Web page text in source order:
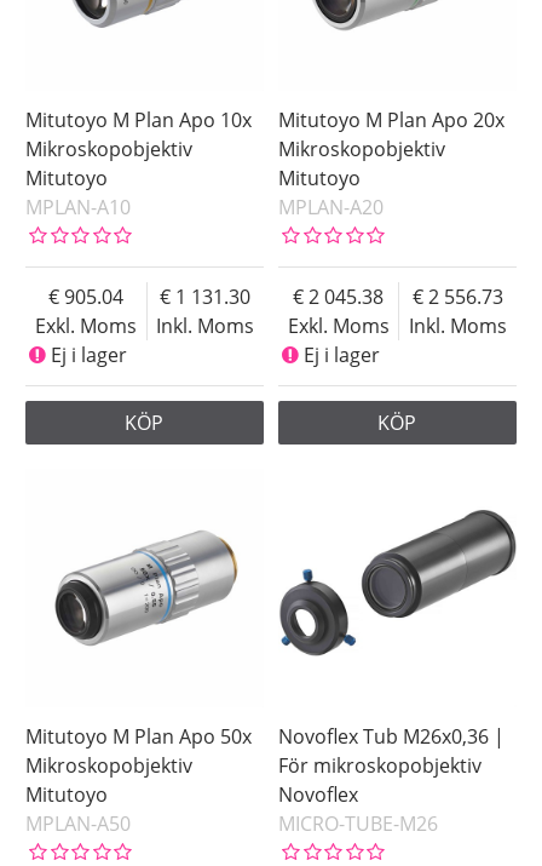
Mitutoyo M Plan Apo 10x
Mikroskopobjektiv
Mitutoyo
MPLAN-A10
Exkl. Moms
905.04
Inkl. Moms
1 131.30
Ej i lager
KÖP
Mitutoyo M Plan Apo 20x
Mikroskopobjektiv
Mitutoyo
MPLAN-A20
Exkl. Moms
2 045.38
Inkl. Moms
2 556.73
Ej i lager
KÖP
Mitutoyo M Plan Apo 50x
Mikroskopobjektiv
Mitutoyo
MPLAN-A50
Novoflex Tub M26x0,36 |
För mikroskopobjektiv
Novoflex
MICRO-TUBE-M26